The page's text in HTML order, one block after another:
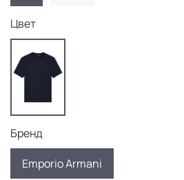
Цвет
Бренд
Emporio Armani